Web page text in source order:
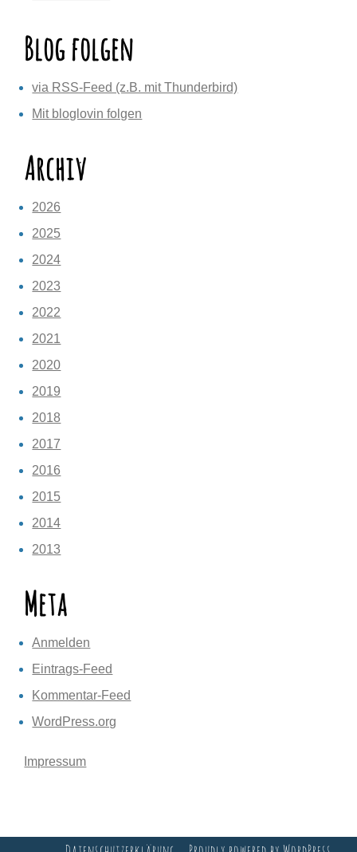
Blog folgen
via RSS-Feed (z.B. mit Thunderbird)
Mit bloglovin folgen
Archiv
2026
2025
2024
2023
2022
2021
2020
2019
2018
2017
2016
2015
2014
2013
Meta
Anmelden
Eintrags-Feed
Kommentar-Feed
WordPress.org
Impressum